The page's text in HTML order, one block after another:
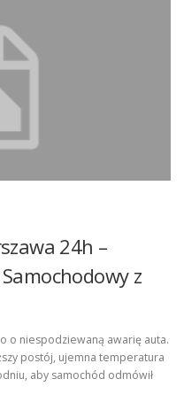
24h –
z
o niespodziewaną awarię auta.
postój, ujemna temperatura
aby samochód odmówił